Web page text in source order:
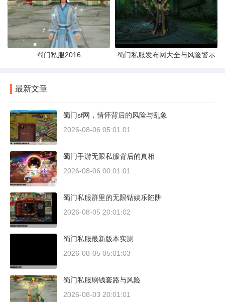
蜀门私服2016 蜀门私服发布网大全与风险警示
最新文章
蜀门sf网，情怀背后的风险与乱象
2026-08-06 05:01:01
蜀门手游无限私服背后的真相
2026-08-06 00:01:01
蜀门私服群里的无限钻娱乐陷阱
2026-08-05 20:01:02
蜀门私服最新版本实测
2026-08-05 05:01:03
蜀门私服刷钱套路与风险
2026-08-03 20:01:01